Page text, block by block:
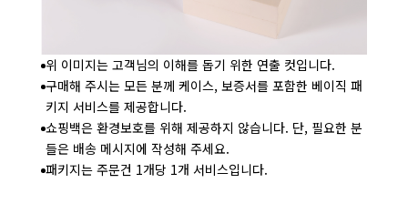
위 이미지는 고객님의 이해를 돕기 위한 연출 컷입니다.
구매해 주시는 모든 분께 케이스, 보증서를 포함한 베이직 패
키지 서비스를 제공합니다.
쇼핑백은 환경보호를 위해 제공하지 않습니다. 단, 필요한 분
들은 배송 메시지에 작성해 주세요.
패키지는 주문건 1개당 1개 서비스입니다.